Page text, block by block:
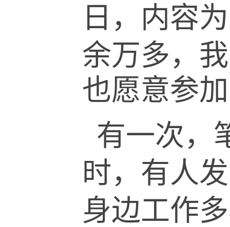
日，内容
余万多，
也愿意参
有一次，
时，有人
身边工作